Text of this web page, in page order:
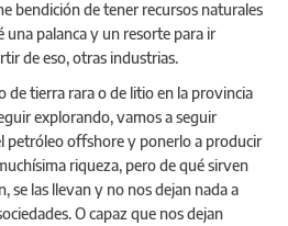
bendición de tener recursos naturales
una palanca y un resorte para ir
de eso, otras industrias.
de tierra rara o de litio en la provincia
explorando, vamos a seguir
petróleo offshore y ponerlo a producir
riqueza, pero de qué sirven
se las llevan y no nos dejan nada a
O capaz que nos dejan